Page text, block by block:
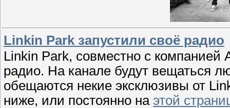
Linkin Park запустили своё радио
Linkin Park, cовместно с компанией
радио. На канале будут вещаться
обещаются некие эксклюзивы от
ниже, или постоянно на этой